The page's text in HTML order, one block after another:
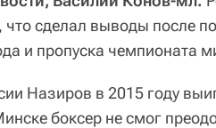
сделал выводы после
и пропуска чемпионата
Назиров в 2015 году
боксер не смог